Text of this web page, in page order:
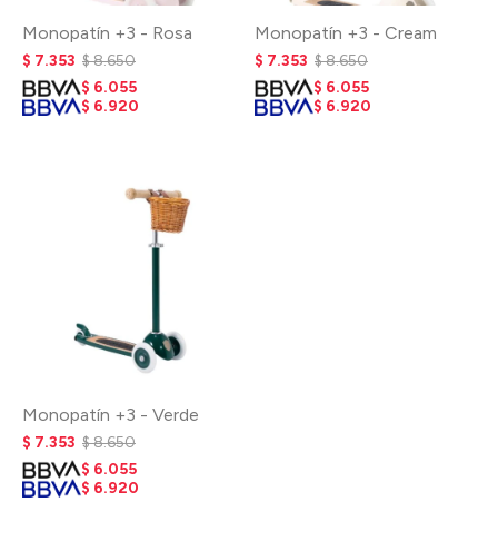
Monopatín +3 - Rosa
$ 7.353 $8.650
$ 6.055
$ 6.920
Monopatín +3 - Cream
$ 7.353 $8.650
$ 6.055
$ 6.920
Monopatín +3 - Verde
$ 7.353 $8.650
$ 6.055
$ 6.920